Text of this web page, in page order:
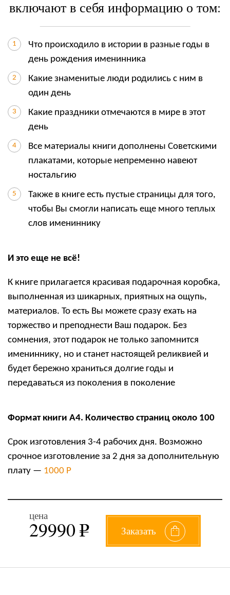
включают в себя информацию о том:
Что происходило в истории в разные годы в
день рождения именинника
Какие знаменитые люди родились с ним в
один день
Какие праздники отмечаются в мире в этот
день
Все материалы книги дополнены Советскими
плакатами, которые непременно навеют
ностальгию
Также в книге есть пустые страницы для того,
чтобы Вы смогли написать еще много теплых
слов имениннику
И это еще не всё!
К книге прилагается красивая подарочная коробка,
выполненная из шикарных, приятных на ощупь,
материалов. То есть Вы можете сразу ехать на
торжество и преподнести Ваш подарок. Без
сомнения, этот подарок не только запомнится
имениннику, но и станет настоящей реликвией и
будет бережно храниться долгие годы и
передаваться из поколения в поколение
Формат книги А4. Количество страниц около 100
Срок изготовления 3-4 рабочих дня. Возможно
срочное изготовление за 2 дня за дополнительную
плату — 1000 Р
цена
29990 e Заказать